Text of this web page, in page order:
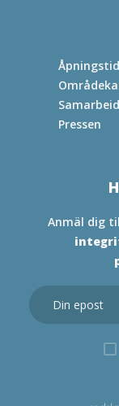
Pressen
Anmäl dig